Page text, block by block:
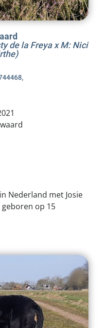
reglement
de la Freya x M: Nici
Nederland met Josie
op 15